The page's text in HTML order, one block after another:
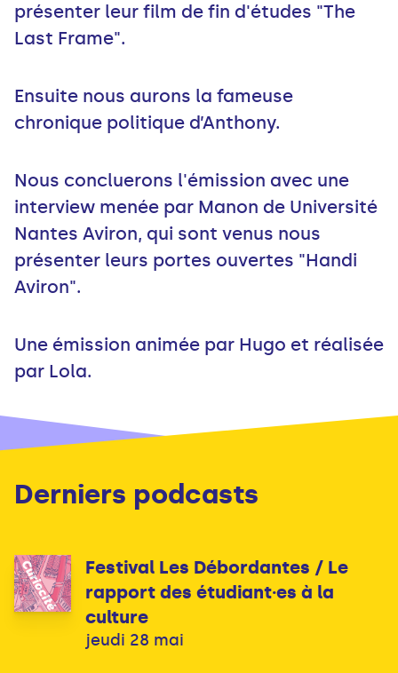
présenter leur film de fin d'études "The
Last Frame".
Ensuite nous aurons la fameuse
chronique politique d’Anthony.
Nous concluerons l'émission avec une
interview menée par Manon de Université
Nantes Aviron, qui sont venus nous
présenter leurs portes ouvertes "Handi
Aviron".
Une émission animée par Hugo et réalisée
par Lola.
Derniers podcasts
Festival Les Débordantes / Le
rapport des étudiant·es à la
culture
jeudi 28 mai